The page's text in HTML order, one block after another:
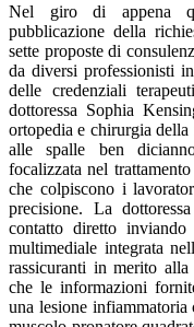
Nel giro di appena
pubblicazione della
sette proposte di
da diversi professionisti
delle credenziali
dottoressa Sophia
ortopedia e chirurgia
alle spalle ben
focalizzata nel
che colpiscono i
precisione. La
contatto diretto
multimediale integrata
rassicuranti in merito alla
che le informazioni
una lesione infiammatoria